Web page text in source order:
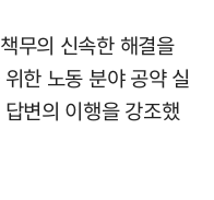
무의 신속한 해결을
한 노동 분야 공약 실
변의 이행을 강조했